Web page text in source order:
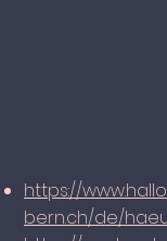
https://
bern.ch/de/